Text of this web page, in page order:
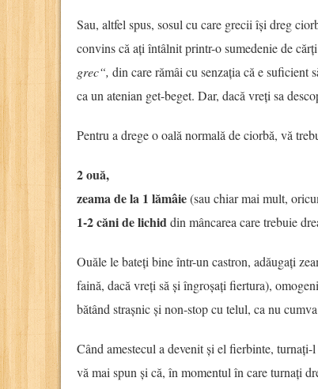
Sau, altfel spus, sosul cu care grecii își dreg
convins că ați întâlnit printr-o sumedenie de
grec“, din care rămâi cu senzația că e suficient
ca un atenian get-beget. Dar, dacă vreți sa
Pentru a drege o oală normală de ciorbă, vă
2 ouă,
zeama de la 1 lămâie(sau chiar mai mult,
1-2 căni de lichiddin mâncarea care trebuie
Ouăle le bateți bine într-un castron, adăugați
faină, dacă vreți să și îngroșați fiertura),
bătând strașnic și non-stop cu telul, ca nu cumva
Când amestecul a devenit și el fierbinte,
vă mai spun și că, în momentul în care turnați